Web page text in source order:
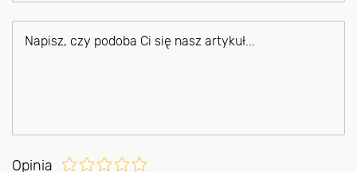
Opinia